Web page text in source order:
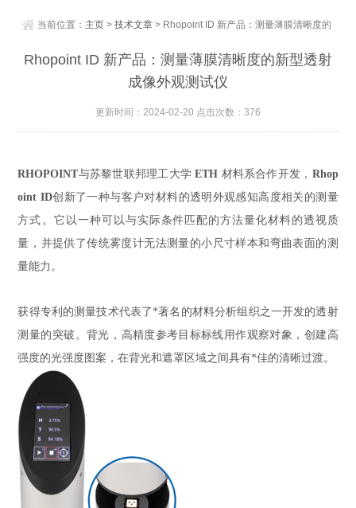
当前位置： 主页 >技术文章 > Rhopoint ID 新产品：测量薄膜清晰度的
新型透射成像外观测试仪
Rhopoint ID 新产品：测量薄膜清晰度的新型透射
成像外观测试仪
更新时间：2024-02-20 点击次数：376
RHOPOINT与苏黎世联邦理工大学ETH 材料系合作开发， Rhop
oint ID创新了一种与客户对材料的透明外观感知高度相关的测量
方式。它以一种可以与实际条件匹配的方法量化材料的透视质
量，并提供了传统雾度计无法测量的小尺寸样本和弯曲表面的测
量能力。
获得专利的测量技术代表了*著名的材料分析组织之一开发的透射
测量的突破。背光，高精度参考目标标线用作观察对象，创建高
强度的光强度图案，在背光和遮罩区域之间具有*佳的清晰过渡。